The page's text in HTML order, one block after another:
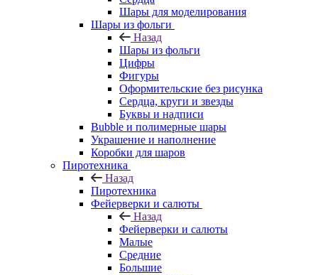
Шары для моделирования
Шары из фольги
Назад
Шары из фольги
Цифры
Фигуры
Оформительские без рисунка
Сердца, круги и звезды
Буквы и надписи
Bubble и полимерные шары
Украшение и наполнение
Коробки для шаров
Пиротехника
Назад
Пиротехника
Фейерверки и салюты
Назад
Фейерверки и салюты
Малые
Средние
Большие